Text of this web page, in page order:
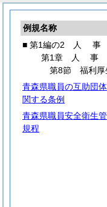
例規名称
■ 第1編の2
人 事
第1章
人事
第8節 福利厚
青森県職員の互助団
関する条例
青森県職員安全衛生
規程